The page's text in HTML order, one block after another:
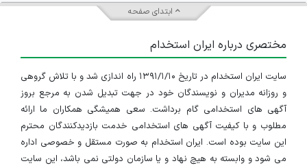
ابتدای صفحه
مختصری درباره ایران استخدام
سایت ایران استخدام در تاریخ ۱۳۹۱/۱/۱۰ راه اندازی شد و با تلاش گروهی
و روزانه مدیران و نویسندگان خود در جهت تبدیل شدن به مرجع بروز
آگهی های استخدامی گام برداشت. سعی همیشگی همکاران ما ارائه
مطلوب و با کیفیت آگهی های استخدامی خدمت بازدیدکنندگان محترم
این سایت بوده است. ایران استخدام به صورت مستقل و خصوصی اداره
می شود و وابسته به هیچ نهاد و یا سازمان دولتی نمی باشد، این سایت